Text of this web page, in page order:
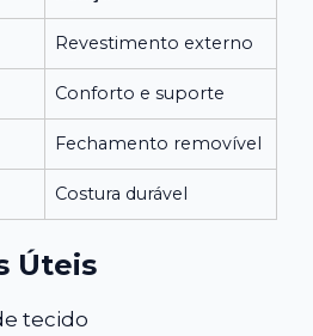
Revestimento externo
Conforto e suporte
Fechamento removível
Costura durável
Úteis
tecido